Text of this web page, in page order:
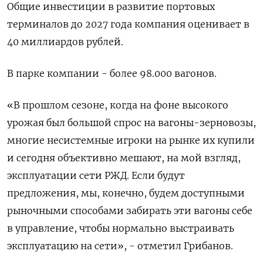
Общие инвестиции в развитие портовых
терминалов до 2027 года компания оценивает в
40 миллиардов рублей.
В парке компании - более 98.000 вагонов.
«В прошлом сезоне, когда на фоне высокого
урожая был большой спрос на вагоны-зерновозы,
многие несистемные игроки на рынке их купили
и сегодня объективно мешают, на мой взгляд,
эксплуатации сети РЖД. Если будут
предложения, мы, конечно, будем доступными
рыночными способами забирать эти вагоны себе
в управление, чтобы нормально выстраивать
эксплуатацию на сети», - отметил Грибанов.